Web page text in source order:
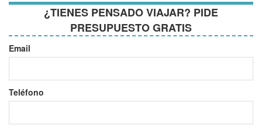
¿TIENES PENSADO VIAJAR? PIDE
PRESUPUESTO GRATIS
Email
Teléfono